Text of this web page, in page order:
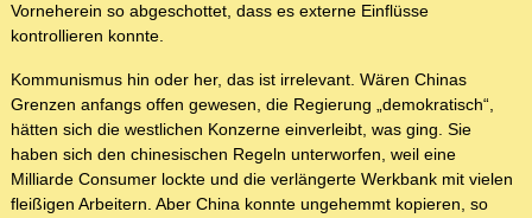
Vorneherein so abgeschottet, dass es externe Einflüsse
kontrollieren konnte.
Kommunismus hin oder her, das ist irrelevant. Wären Chinas
Grenzen anfangs offen gewesen, die Regierung „demokratisch“,
hätten sich die westlichen Konzerne einverleibt, was ging. Sie
haben sich den chinesischen Regeln unterworfen, weil eine
Milliarde Consumer lockte und die verlängerte Werkbank mit vielen
fleißigen Arbeitern. Aber China konnte ungehemmt kopieren, so